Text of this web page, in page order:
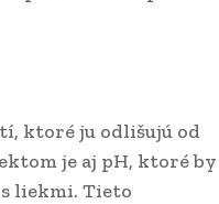
ktoré ju odlišujú od
je aj pH, ktoré by
liekmi. Tieto